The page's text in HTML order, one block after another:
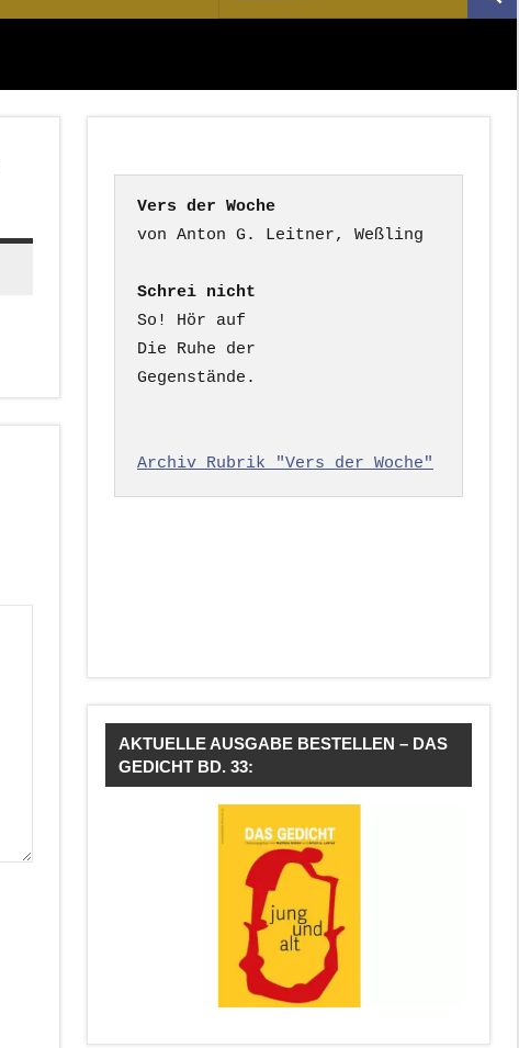
nach:
Vers der Woche
Schrei nicht
So! Hör auf
Die Ruhe der
Gegenstände.
Archiv Rubrik "Vers der Woche"
AKTUELLE AUSGABE BESTELLEN – DAS
GEDICHT BD. 33: